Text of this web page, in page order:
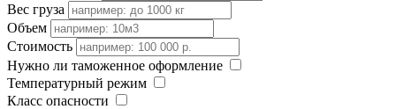
Вес груза
Объем
Стоимость
Нужно ли таможенное оформление
Температурный режим
Класс опасности